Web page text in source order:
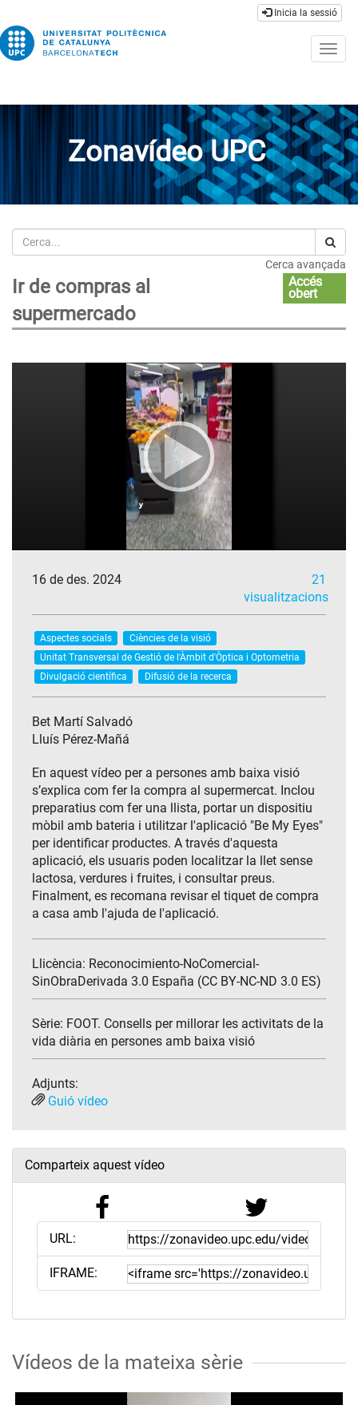
Inicia la sessió
Zonavídeo UPC
Cerca
Cerca avançada
Ir de compras al
supermercado
Accés
obert
16 de des. 2024
21
visualitzacions
Aspectes socials
Ciències de la visió
Unitat Transversal de Gestió de l'Àmbit d'Òptica i Optometria
Divulgació científica
Difusió de la recerca
Bet Martí Salvadó
Lluís Pérez-Mañá
En aquest vídeo per a persones amb baixa visió
s’explica com fer la compra al supermercat. Inclou
preparatius com fer una llista, portar un dispositiu
mòbil amb bateria i utilitzar l'aplicació "Be My Eyes"
per identificar productes. A través d'aquesta
aplicació, els usuaris poden localitzar la llet sense
lactosa, verdures i fruites, i consultar preus.
Finalment, es recomana revisar el tiquet de compra
a casa amb l'ajuda de l'aplicació.
Llicència: Reconocimiento-NoComercial-
SinObraDerivada 3.0 España (CC BY-NC-ND 3.0 ES)
Sèrie: FOOT. Consells per millorar les activitats de la
vida diària en persones amb baixa visió
Adjunts:
Guió vídeo
Comparteix aquest vídeo
URL:
IFRAME:
Vídeos de la mateixa sèrie